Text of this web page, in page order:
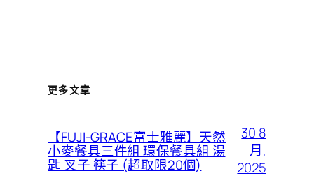
更多文章
【FUJI-GRACE富士雅麗】天然
小麥餐具三件組 環保餐具組 湯
匙 叉子 筷子 (超取限20個)
30 8
月,
2025